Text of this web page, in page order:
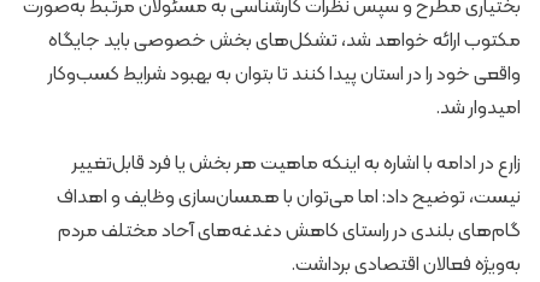
بختیاری مطرح و سپس نظرات کارشناسی به مسئولان مرتبط به‌صورت
مکتوب ارائه خواهد شد، تشکل‌های بخش خصوصی باید جایگاه
واقعی خود را در استان پیدا کنند تا بتوان به بهبود شرایط کسب‌وکار
امیدوار شد.
زارع در ادامه با اشاره به اینکه ماهیت هر بخش یا فرد قابل‌تغییر
نیست، توضیح داد: اما می‌توان با همسان‌سازی وظایف و اهداف
گام‌های بلندی در راستای کاهش دغدغه‌های آحاد مختلف مردم
به‌ویژه فعالان اقتصادی برداشت.